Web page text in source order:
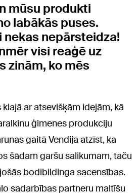
mūsu produkti
labākās puses.
nekas nepārsteidza!
visi reaģē uz
zinām, ko mēs
ar atsevišķām idejām, kā
ģimenes produkciju
gaitā Vendija atzīst, ka
šādam garšu salikumam, taču
bodibildinga sacensības.
sadarbības partneru maltīšu